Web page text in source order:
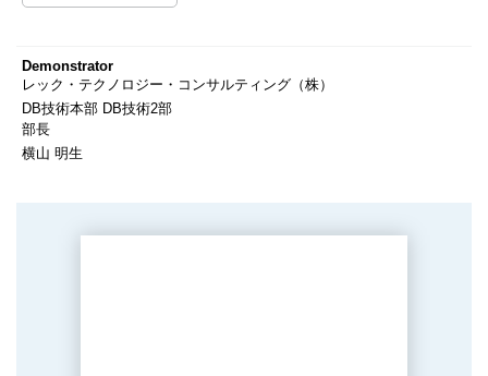
Demonstrator
レック・テクノロジー・コンサルティング（株）
DB技術本部 DB技術2部
部長
横山 明生